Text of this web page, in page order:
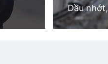
Dầu